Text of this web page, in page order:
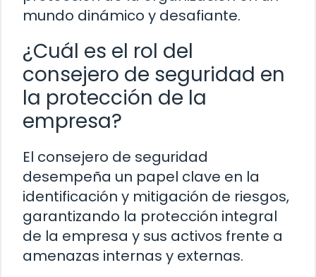
mundo dinámico y desafiante.
¿Cuál es el rol del
consejero de seguridad en
la protección de la
empresa?
El consejero de seguridad
desempeña un papel clave en la
identificación y mitigación de riesgos,
garantizando la protección integral
de la empresa y sus activos frente a
amenazas internas y externas.